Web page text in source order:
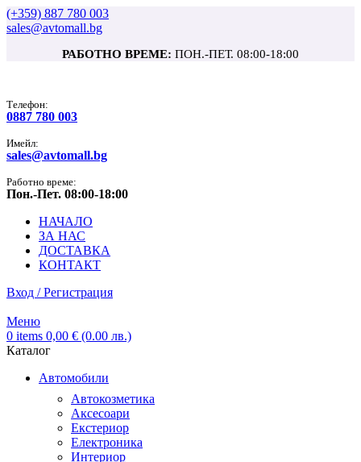
(+359) 887 780 003
sales@avtomall.bg
РАБОТНО ВРЕМЕ: ПОН.-ПЕТ. 08:00-18:00
Tелефон:
0887 780 003
Имейл:
sales@avtomall.bg
Работно време:
Пон.-Пет. 08:00-18:00
НАЧАЛО
ЗА НАС
ДОСТАВКА
КОНТАКТ
Вход / Регистрация
Меню
0 items 0,00 € (0.00 лв.)
Каталог
Автомобили
Автокозметика
Аксесоари
Екстериор
Електроника
Интериор